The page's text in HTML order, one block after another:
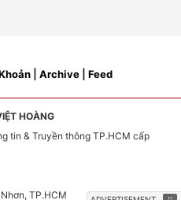
Archive Feed
HOÀNG
tin & Truyền thông TP.HCM cấp
TP.HCM